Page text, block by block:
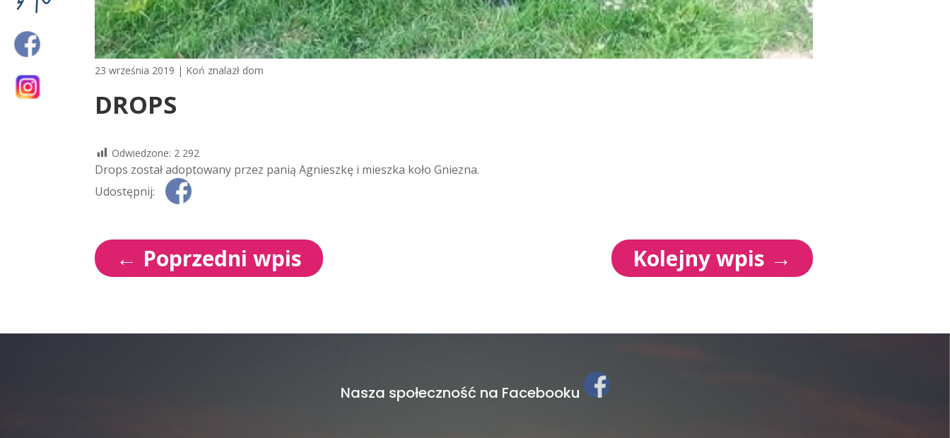
23 września 2019 | Koń znalazł dom
DROPS
Odwiedzone: 2 292
Drops został adoptowany przez panią Agnieszkę i mieszka koło Gniezna.
Udostępnij:
← Poprzedni wpis Kolejny wpis →
Nasza społeczność na Facebooku